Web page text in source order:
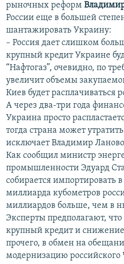
рыночных реформ
России еще в большей
шантажировать Украину:
– Россия дает слишком
крупный кредит Украине
“Нафтогаз”, очевидно, по
увеличит объемы
Киев будет расплачиваться
А через два-три года
Украина просто
тогда страна может
исключает Владимир
Как сообщил министр
промышленности Эдуард
собирается импортировать в
миллиарда кубометров
миллиардов больше, чем в
Эксперты предполагают,
крупный кредит и
прочего, в обмен на
модернизацию российского